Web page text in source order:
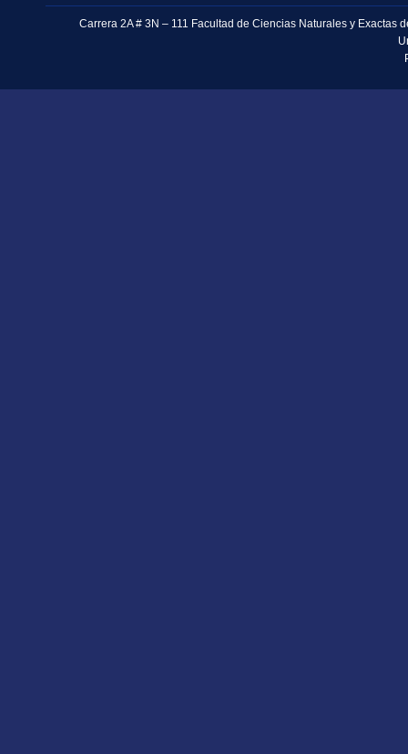
Carrera 2A # 3N – 111 Facultad de Ciencias Naturales y